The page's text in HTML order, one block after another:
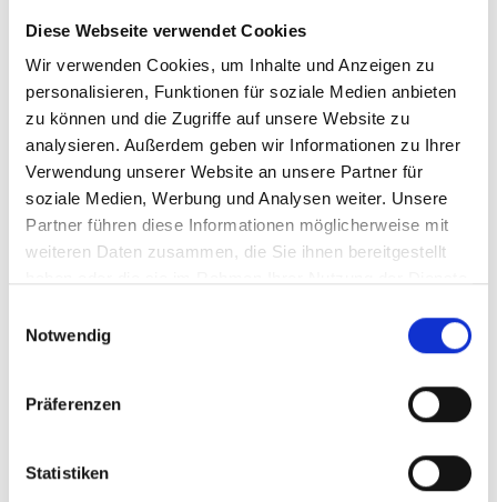
Diese Webseite verwendet Cookies
Wir verwenden Cookies, um Inhalte und Anzeigen zu
personalisieren, Funktionen für soziale Medien anbieten
zu können und die Zugriffe auf unsere Website zu
analysieren. Außerdem geben wir Informationen zu Ihrer
Verwendung unserer Website an unsere Partner für
soziale Medien, Werbung und Analysen weiter. Unsere
Partner führen diese Informationen möglicherweise mit
weiteren Daten zusammen, die Sie ihnen bereitgestellt
Notwendig
Präferenzen
Statistiken
Homepage der NDC-Konferenz
https://globalndcconference.org/
Videos zum Projekt
Diese Inhalte können nicht angezeigt werden, da die
Marketing-Cookies abgelehnt wurden. Klicken Sie
, um die Cookies zu akzeptieren und das Video